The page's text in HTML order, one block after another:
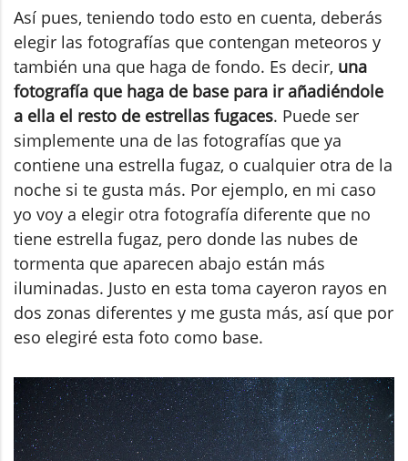
Así pues, teniendo todo esto en cuenta, deberás
elegir las fotografías que contengan meteoros y
también una que haga de fondo. Es decir, una
fotografía que haga de base para ir añadiéndole
a ella el resto de estrellas fugaces. Puede ser
simplemente una de las fotografías que ya
contiene una estrella fugaz, o cualquier otra de la
noche si te gusta más. Por ejemplo, en mi caso
yo voy a elegir otra fotografía diferente que no
tiene estrella fugaz, pero donde las nubes de
tormenta que aparecen abajo están más
iluminadas. Justo en esta toma cayeron rayos en
dos zonas diferentes y me gusta más, así que por
eso elegiré esta foto como base.